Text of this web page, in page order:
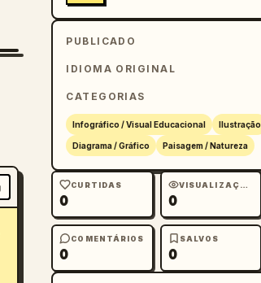
PUBLICADO
IDIOMA ORIGINAL
CATEGORIAS
Infográfico / Visual Educacional Ilustração
Diagrama / Gráfico Paisagem / Natureza
CURTIDAS
0
VISUALIZAÇÕES
0
COMENTÁRIOS
0
SALVOS
0